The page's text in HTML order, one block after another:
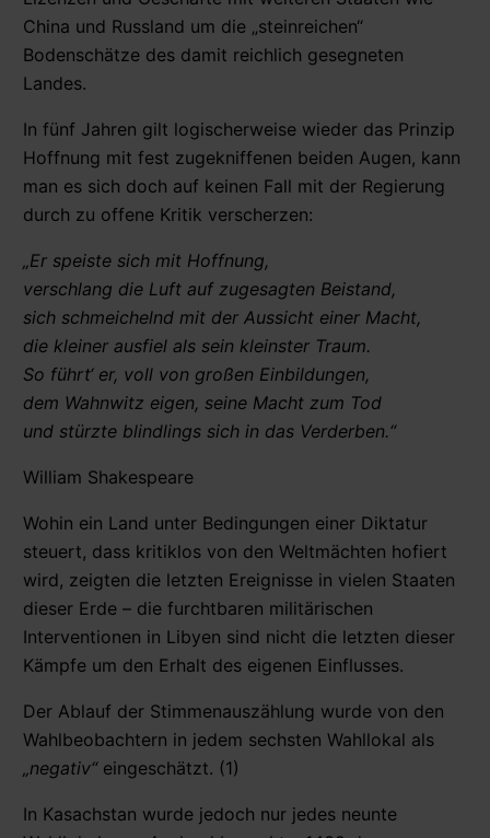
China und Russland um die „steinreichen“
Bodenschätze des damit reichlich gesegneten
Landes.
In fünf Jahren gilt logischerweise wieder das Prinzip
Hoffnung mit fest zugekniffenen beiden Augen, kann
man es sich doch auf keinen Fall mit der Regierung
durch zu offene Kritik verscherzen:
„Er speiste sich mit Hoffnung,
verschlang die Luft auf zugesagten Beistand,
sich schmeichelnd mit der Aussicht einer Macht,
die kleiner ausfiel als sein kleinster Traum.
So führt‘ er, voll von großen Einbildungen,
dem Wahnwitz eigen, seine Macht zum Tod
und stürzte blindlings sich in das Verderben.“
William Shakespeare
Wohin ein Land unter Bedingungen einer Diktatur
steuert, dass kritiklos von den Weltmächten hofiert
wird, zeigten die letzten Ereignisse in vielen Staaten
dieser Erde – die furchtbaren militärischen
Interventionen in Libyen sind nicht die letzten dieser
Kämpfe um den Erhalt des eigenen Einflusses.
Der Ablauf der Stimmenauszählung wurde von den
Wahlbeobachtern in jedem sechsten Wahllokal als
„negativ“ eingeschätzt. (1)
In Kasachstan wurde jedoch nur jedes neunte